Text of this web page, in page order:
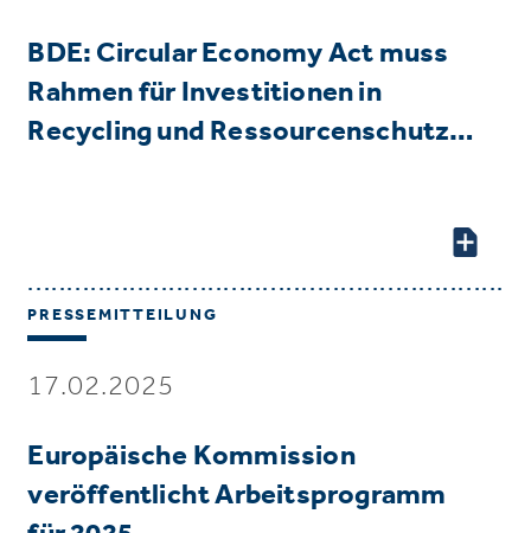
BDE: Circular Economy Act muss
Rahmen für Investitionen in
Recycling und Ressourcenschutz…
PRESSEMITTEILUNG
17.02.2025
Europäische Kommission
veröffentlicht Arbeitsprogramm